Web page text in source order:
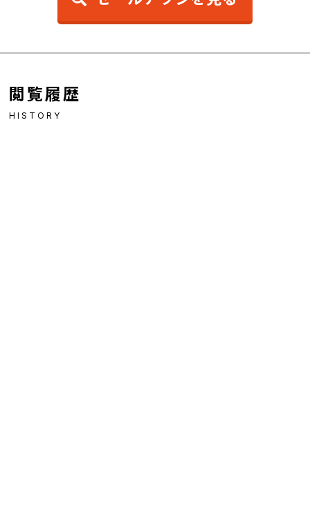
閲覧履歴
HISTORY